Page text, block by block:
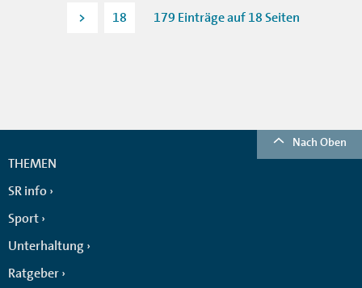
> 18 179 Einträge auf 18 Seiten
Nach Oben
THEMEN
SR info
Sport
Unterhaltung
Ratgeber